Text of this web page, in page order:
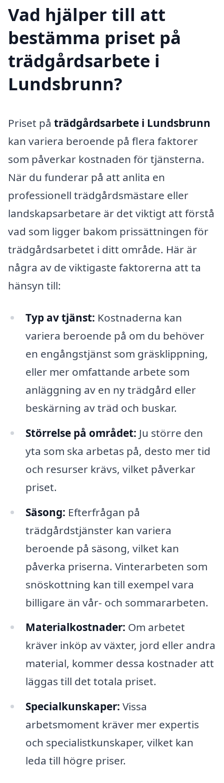
Vad hjälper till att
bestämma priset på
trädgårdsarbete i
Lundsbrunn?
Priset på trädgårdsarbete i Lundsbrunn
kan variera beroende på flera faktorer
som påverkar kostnaden för tjänsterna.
När du funderar på att anlita en
professionell trädgårdsmästare eller
landskapsarbetare är det viktigt att förstå
vad som ligger bakom prissättningen för
trädgårdsarbetet i ditt område. Här är
några av de viktigaste faktorerna att ta
hänsyn till:
Typ av tjänst: Kostnaderna kan
variera beroende på om du behöver
en engångstjänst som gräsklippning,
eller mer omfattande arbete som
anläggning av en ny trädgård eller
beskärning av träd och buskar.
Störrelse på området: Ju större den
yta som ska arbetas på, desto mer tid
och resurser krävs, vilket påverkar
priset.
Säsong: Efterfrågan på
trädgårdstjänster kan variera
beroende på säsong, vilket kan
påverka priserna. Vinterarbeten som
snöskottning kan till exempel vara
billigare än vår- och sommararbeten.
Materialkostnader: Om arbetet
kräver inköp av växter, jord eller andra
material, kommer dessa kostnader att
läggas till det totala priset.
Specialkunskaper: Vissa
arbetsmoment kräver mer expertis
och specialistkunskaper, vilket kan
leda till högre priser.